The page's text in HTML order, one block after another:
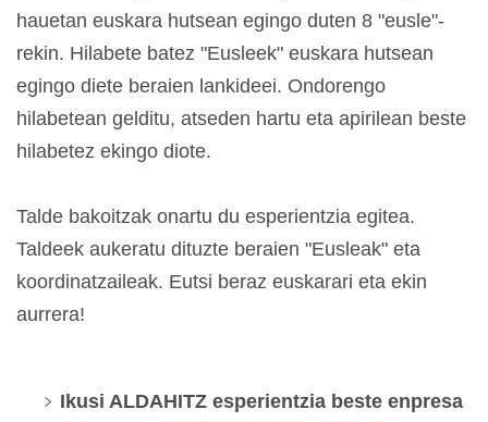
hauetan euskara hutsean egingo duten 8 "eusle"-
rekin. Hilabete batez "Eusleek" euskara hutsean
egingo diete beraien lankideei. Ondorengo
hilabetean gelditu, atseden hartu eta apirilean beste
hilabetez ekingo diote.
Talde bakoitzak onartu du esperientzia egitea.
Taldeek aukeratu dituzte beraien "Eusleak" eta
koordinatzaileak. Eutsi beraz euskarari eta ekin
aurrera!
Ikusi ALDAHITZ esperientzia beste enpresa